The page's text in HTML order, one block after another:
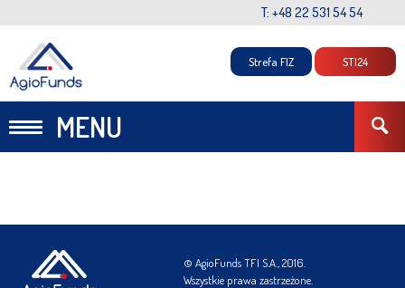
T: +48 22 531 54 54
MENU
Strefa FIZ STI24
© AgioFunds TFI S.A., 2016.
Wszystkie prawa zastrzeżone.